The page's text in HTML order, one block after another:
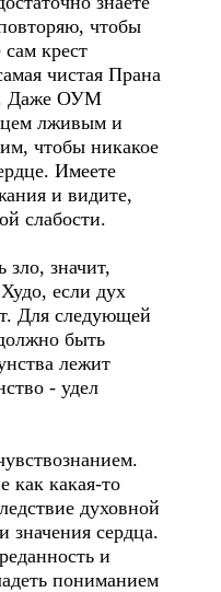
чтобы
крест
чистая Прана
Даже ОУМ
лживым и
чтобы никакое
Имеете
и видите,
слабости.
значит,
если дух
Для следующей
быть
лежит
- удел
как какая-то
духовной
сердца.
и
пониманием